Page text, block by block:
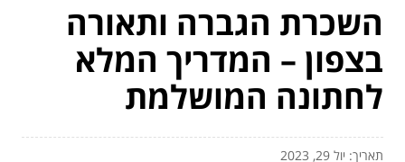
השכרת הגברה ותאורה
בצפון – המדריך המלא
לחתונה המושלמת
תאריך: יול 29, 2023